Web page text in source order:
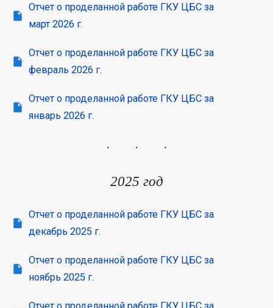
Отчет о проделанной работе ГКУ ЦБС за
март 2026 г.
Отчет о проделанной работе ГКУ ЦБС за
февраль 2026 г.
Отчет о проделанной работе ГКУ ЦБС за
январь 2026 г.
2025 год
Отчет о проделанной работе ГКУ ЦБС за
декабрь 2025 г.
Отчет о проделанной работе ГКУ ЦБС за
ноябрь 2025 г.